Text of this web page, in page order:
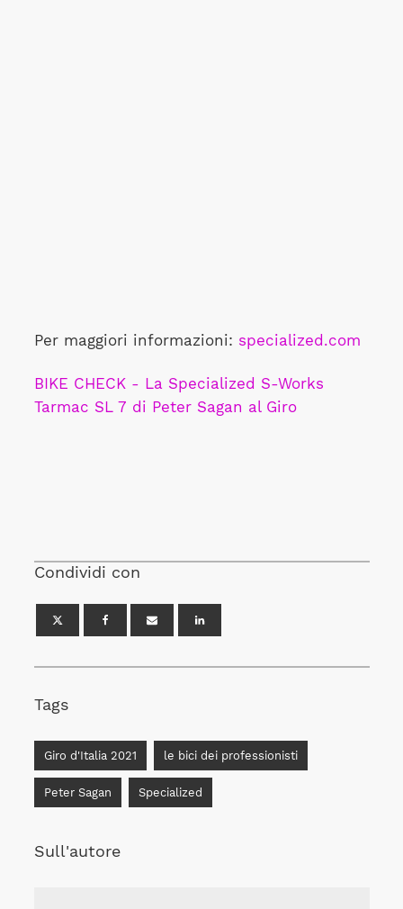
Per maggiori informazioni: specialized.com
BIKE CHECK - La Specialized S-Works
Tarmac SL 7 di Peter Sagan al Giro
Condividi con
Tags
Giro d'Italia 2021 le bici dei professionisti
Peter Sagan Specialized
Sull'autore